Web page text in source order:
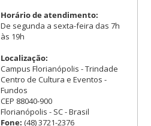
Horário de atendimento:
De segunda a sexta-feira das 7h
às 19h
Localização:
Campus Florianópolis - Trindade
Centro de Cultura e Eventos -
Fundos
CEP 88040-900
Florianópolis - SC - Brasil
Fone: (48) 3721-2376